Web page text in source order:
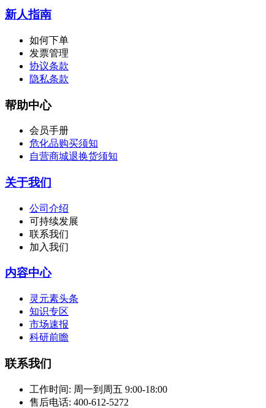
新人指南
如何下单
发票管理
协议条款
隐私条款
帮助中心
会员手册
危化品购买须知
自营商城退换货须知
关于我们
公司介绍
可持续发展
联系我们
加入我们
内容中心
灵元素头条
知识专区
市场速报
科研前瞻
联系我们
工作时间: 周一到周五 9:00-18:00
售后电话: 400-612-5272